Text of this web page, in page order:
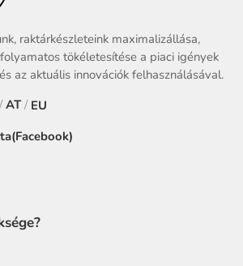
raktárkészleteink maximalizállása,
tökéletesítése a piaci igények
az aktuális innovációk felhasználásával.
/ AT/ EU